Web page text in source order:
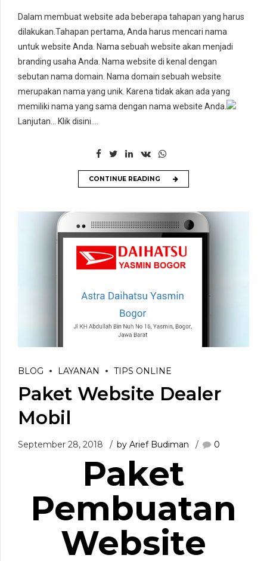
Dalam membuat website ada beberapa tahapan yang harus
dilakukan.Tahapan pertama, Anda harus mencari nama
untuk website Anda. Nama sebuah website akan menjadi
branding usaha Anda. Nama website di kenal dengan
sebutan nama domain. Nama domain sebuah website
merupakan nama yang unik. Karena tidak akan ada yang
memiliki nama yang sama dengan nama website Anda.
Lanjutan… Klik disini….
CONTINUE READING
BLOG LAYANAN TIPS ONLINE
Paket Website Dealer
Mobil
September 28, 2018 by Arief Budiman 0
Paket
Pembuatan
Website